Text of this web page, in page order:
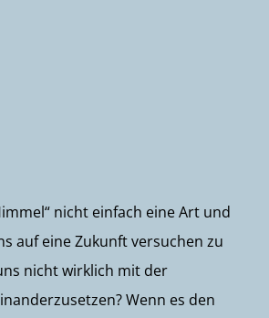
nicht einfach eine Art und
auf eine Zukunft versuchen zu
nicht wirklich mit der
Wenn es den